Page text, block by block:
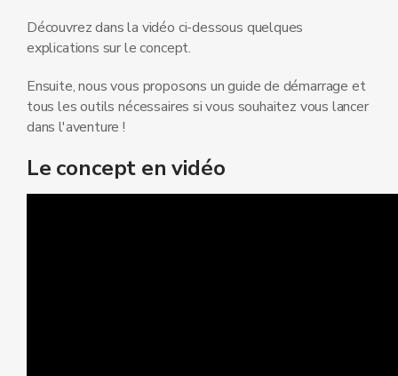
Découvrez dans la vidéo ci-dessous quelques
explications sur le concept.
Ensuite, nous vous proposons un guide de démarrage et
tous les outils nécessaires si vous souhaitez vous lancer
dans l'aventure !
Le concept en vidéo